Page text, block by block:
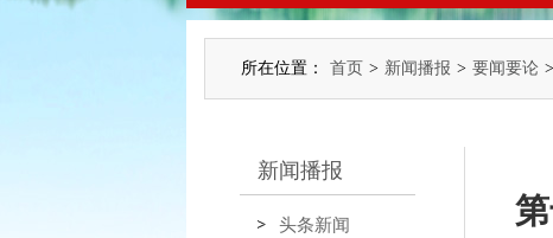
所在位置： 首页 > 新闻播报 > 要闻要论 >
新闻播报
头条新闻